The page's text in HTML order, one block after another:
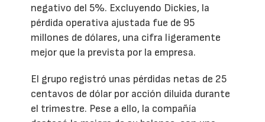
negativo del 5%. Excluyendo Dickies, la
pérdida operativa ajustada fue de 95
millones de dólares, una cifra ligeramente
mejor que la prevista por la empresa.
El grupo registró unas pérdidas netas de 25
centavos de dólar por acción diluida durante
el trimestre. Pese a ello, la compañía